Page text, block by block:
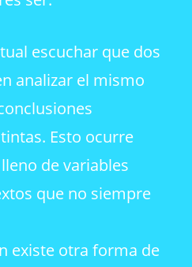
escuchar que dos
analizar el mismo
Esto ocurre
de variables
que no siempre
existe otra forma de